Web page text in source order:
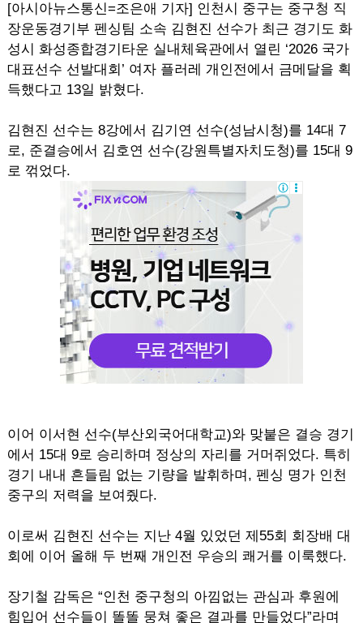
[아시아뉴스통신=조은애 기자] 인천시 중구는 중구청 직
장운동경기부 펜싱팀 소속 김현진 선수가 최근 경기도 화
성시 화성종합경기타운 실내체육관에서 열린 ‘2026 국가
대표선수 선발대회’ 여자 플러레 개인전에서 금메달을 획
득했다고 13일 밝혔다.
김현진 선수는 8강에서 김기연 선수(성남시청)를 14대 7
로, 준결승에서 김호연 선수(강원특별자치도청)를 15대 9
로 꺾었다.
이어 이서현 선수(부산외국어대학교)와 맞붙은 결승 경기
에서 15대 9로 승리하며 정상의 자리를 거머쥐었다. 특히
경기 내내 흔들림 없는 기량을 발휘하며, 펜싱 명가 인천
중구의 저력을 보여줬다.
이로써 김현진 선수는 지난 4월 있었던 제55회 회장배 대
회에 이어 올해 두 번째 개인전 우승의 쾌거를 이룩했다.
장기철 감독은 “인천 중구청의 아낌없는 관심과 후원에
힘입어 선수들이 똘똘 뭉쳐 좋은 결과를 만들었다”라며